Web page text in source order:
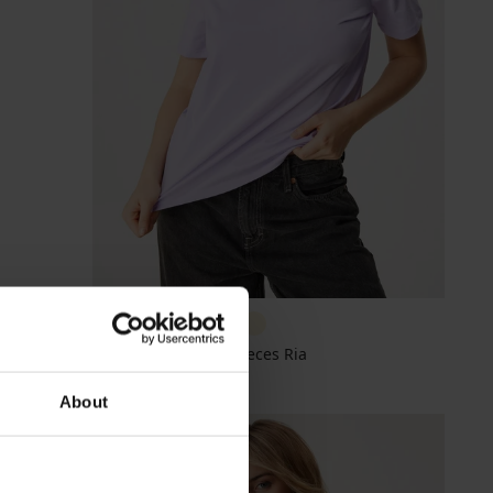
About
Памучна тениска Pieces Ria
18,99 €(37,14 лв.)